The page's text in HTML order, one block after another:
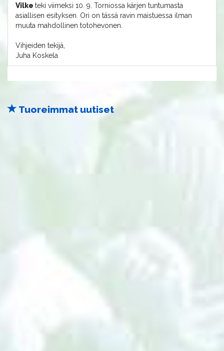
Vilke teki viimeksi 10. 9. Torniossa kärjen tuntumasta
asiallisen esityksen. Ori on tässä ravin maistuessa ilman
muuta mahdollinen totohevonen.
Vihjeiden tekijä,
Juha Koskela
Tuoreimmat uutiset